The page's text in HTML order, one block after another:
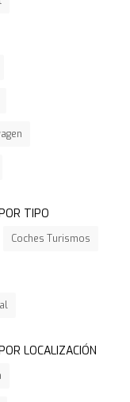
TIPO
Coches Turismos
LOCALIZACIÓN